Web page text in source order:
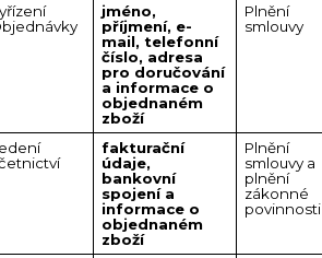
jméno,
příjmení, e-
mail, telefonní
číslo, adresa
pro doručování
a informace o
objednaném
zboží
Plnění
smlouvy
fakturační
údaje,
bankovní
spojení a
informace o
objednaném
zboží
Plnění
smlouvy a
plnění
zákonné
povinnosti